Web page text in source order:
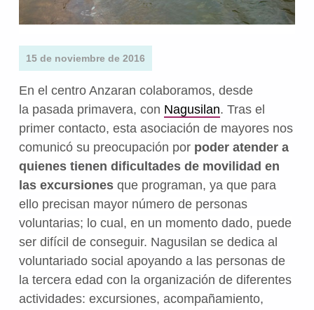
15 de noviembre de 2016
En el centro Anzaran colaboramos, desde
la pasada primavera, con Nagusilan. Tras el
primer contacto, esta asociación de mayores nos
comunicó su preocupación por poder atender a
quienestienen dificultades de movilidad en
las excursionesque programan, ya que para
ello precisan mayor número de personas
voluntarias; lo cual, en un momento dado, puede
ser difícil de conseguir. Nagusilan se dedica al
voluntariado social apoyando a las personas de
la tercera edad con la organización de diferentes
actividades: excursiones, acompañamiento,